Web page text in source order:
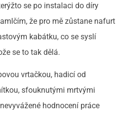
se po instalaci do díry
že pro mě zůstane nafurt
kabátku, co se syslí
se to tak dělá.
vrtačkou, hadicí od
sfouknutými mrtvými
hodnocení práce